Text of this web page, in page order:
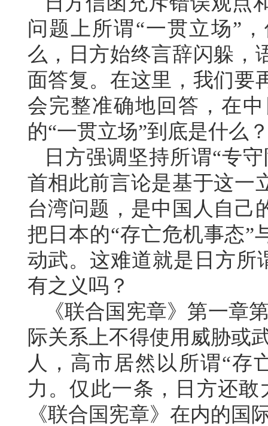
问题上所谓“一贯立场”
么，日方始终言辞闪躲，
面答复。在这里，我们要
会完整准确地回答，在
的“一贯立场”到底是什么
日方强调坚持所谓“专
首相此前言论是基于这一
台湾问题，是中国人自己
把日本的“存亡危机事态”
动武。这难道就是日方所
有之义吗？
《联合国宪章》第一章
际关系上不得使用威胁或
人，高市居然以所谓“存
力。仅此一条，日方还
《联合国宪章》在内的国